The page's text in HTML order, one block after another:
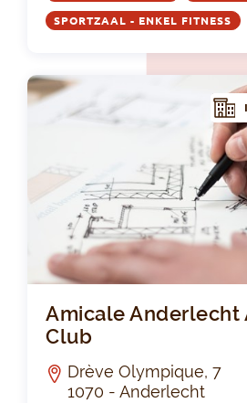
SPORTZAAL - ENKEL FITNESS
Amicale Anderlecht
Club
Drève Olympique, 7
1070 - Anderlecht